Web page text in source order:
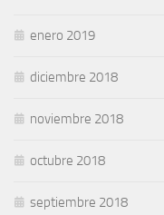
enero 2019
diciembre 2018
noviembre 2018
octubre 2018
septiembre 2018